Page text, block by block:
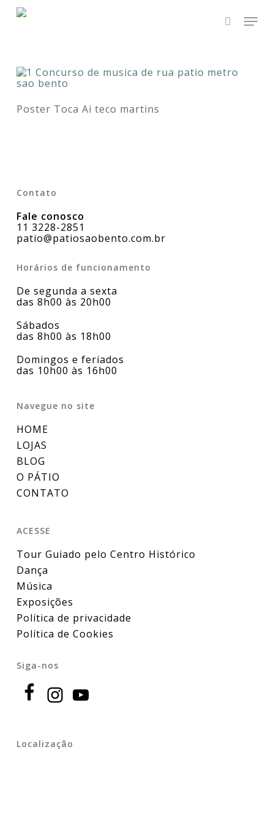
Skip
search
Poster Toca Ai teco martins
Contato
Fale conosco
11 3228-2851
patio@patiosaobento.com.br
Horários de funcionamento
De segunda a sexta
das 8h00 às 20h00
Sábados
das 8h00 às 18h00
Domingos e feriados
das 10h00 às 16h00
Navegue no site
HOME
LOJAS
BLOG
O PÁTIO
CONTATO
ACESSE
Tour Guiado pelo Centro Histórico
Dança
Música
Exposições
Política de privacidade
Política de Cookies
Siga-nos
Localização